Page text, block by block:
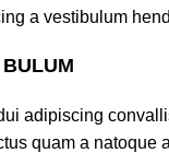
a vestibulum
adipiscing
quam a natoque